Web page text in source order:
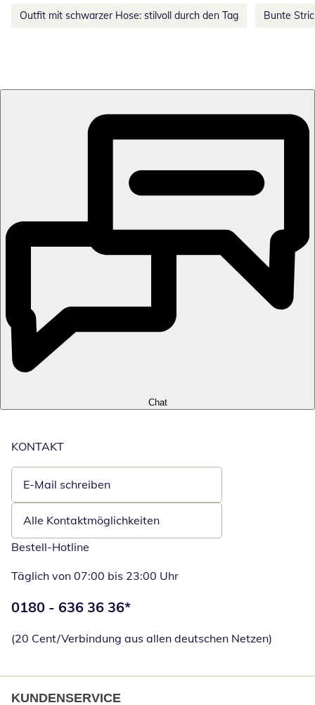
Outfit mit schwarzer Hose: stilvoll durch den Tag Bunte
Chat
KONTAKT
E-Mail schreiben
Öffnet E-Mail-Client
Alle Kontaktmöglichkeiten
Bestell-Hotline
Täglich von 07:00 bis 23:00 Uhr
Telefonnummer:
0180 - 636 36 36*
(20 Cent/Verbindung aus allen deutschen Netzen)
KUNDENSERVICE